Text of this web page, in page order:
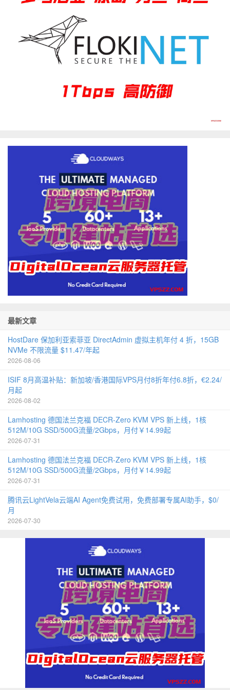
最新文章
HostDare 保加利亚索菲亚 DirectAdmin 虚拟主机年付 4 折，15GB
NVMe 不限流量 $11.47/年起
2026-08-06
ISIF 8月高温补贴：新加坡/香港国际VPS月付8折年付6.8折，€2.24/
月起
2026-08-02
Lamhosting 德国法兰克福 DECR-Zero KVM VPS 新上线，1核
512M/10G SSD/500G流量/2Gbps，月付￥14.99起
2026-07-31
Lamhosting 德国法兰克福 DECR-Zero KVM VPS 新上线，1核
512M/10G SSD/500G流量/2Gbps，月付￥14.99起
2026-07-31
腾讯云LightVela云端AI Agent免费试用，免费部署专属AI助手，$0/
月
2026-07-30